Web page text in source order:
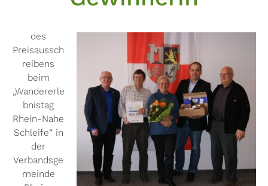
des
Preisaussch
reibens
beim
„Wandererle
bnistag
Rhein-Nahe
Schleife“ in
der
Verbandsge
meinde